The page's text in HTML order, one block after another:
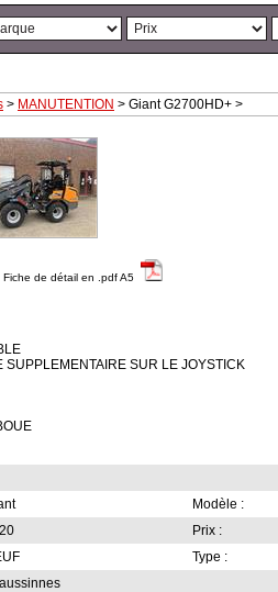
> MANUTENTION > Giant G2700HD+ >
Fiche de détail en .pdf A5
SUPPLEMENTAIRE SUR LE JOYSTICK
Modèle :
Prix :
Type :